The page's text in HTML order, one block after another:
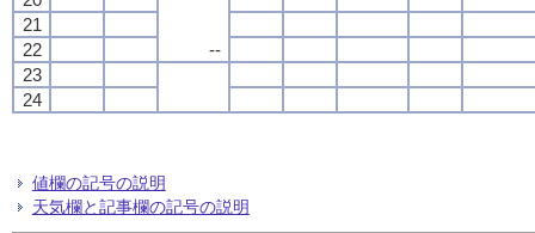
--
21
22
23
24
値欄の記号の説明
天気欄と記事欄の記号の説明